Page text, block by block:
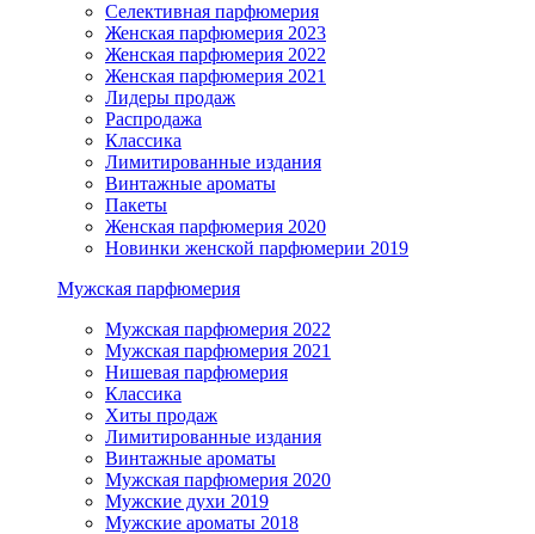
Селективная парфюмерия
Женская парфюмерия 2023
Женская парфюмерия 2022
Женская парфюмерия 2021
Лидеры продаж
Распродажа
Классика
Лимитированные издания
Винтажные ароматы
Пакеты
Женская парфюмерия 2020
Новинки женской парфюмерии 2019
Мужская парфюмерия
Мужская парфюмерия 2022
Мужская парфюмерия 2021
Нишевая парфюмерия
Классика
Хиты продаж
Лимитированные издания
Винтажные ароматы
Мужская парфюмерия 2020
Мужские духи 2019
Мужские ароматы 2018